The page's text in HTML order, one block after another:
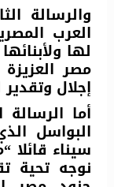
والرسالة
العرب
لها
مصر
إجلال
أما
البواسل
سيناء قائلا
نوجه تحية